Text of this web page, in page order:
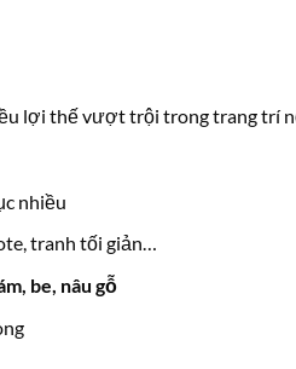
lợi thế vượt trội trong trang trí
nhiều
tranh tối giản…
be, nâu gỗ